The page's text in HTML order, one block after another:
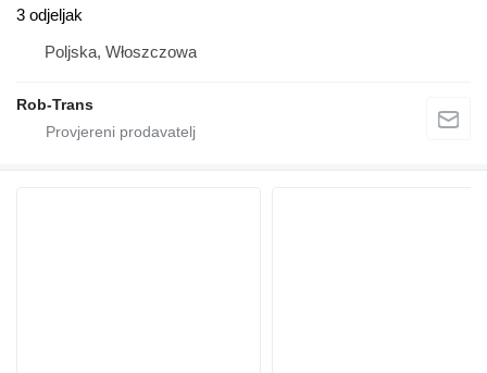
3 odjeljak
Poljska, Włoszczowa
Rob-Trans